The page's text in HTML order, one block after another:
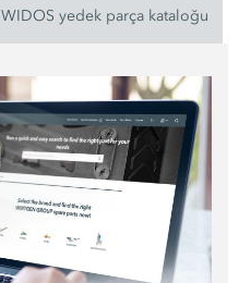
WIDOS yedek parça kataloğu